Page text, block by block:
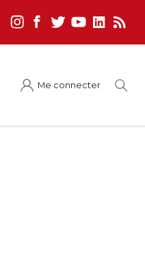
Me connecter